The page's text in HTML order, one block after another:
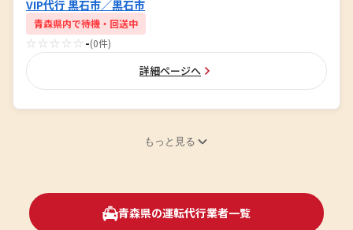
VIP代行 黒石市／黒石市
青森県内で待機・回送中
☆☆☆☆☆ -(0件)
詳細ページへ
もっと見る
青森県の運転代行業者一覧